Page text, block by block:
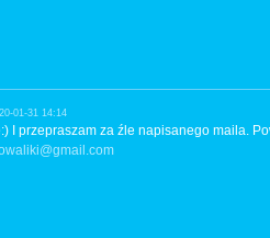
01-31 14:14
I przepraszam za źle napisanego maila.